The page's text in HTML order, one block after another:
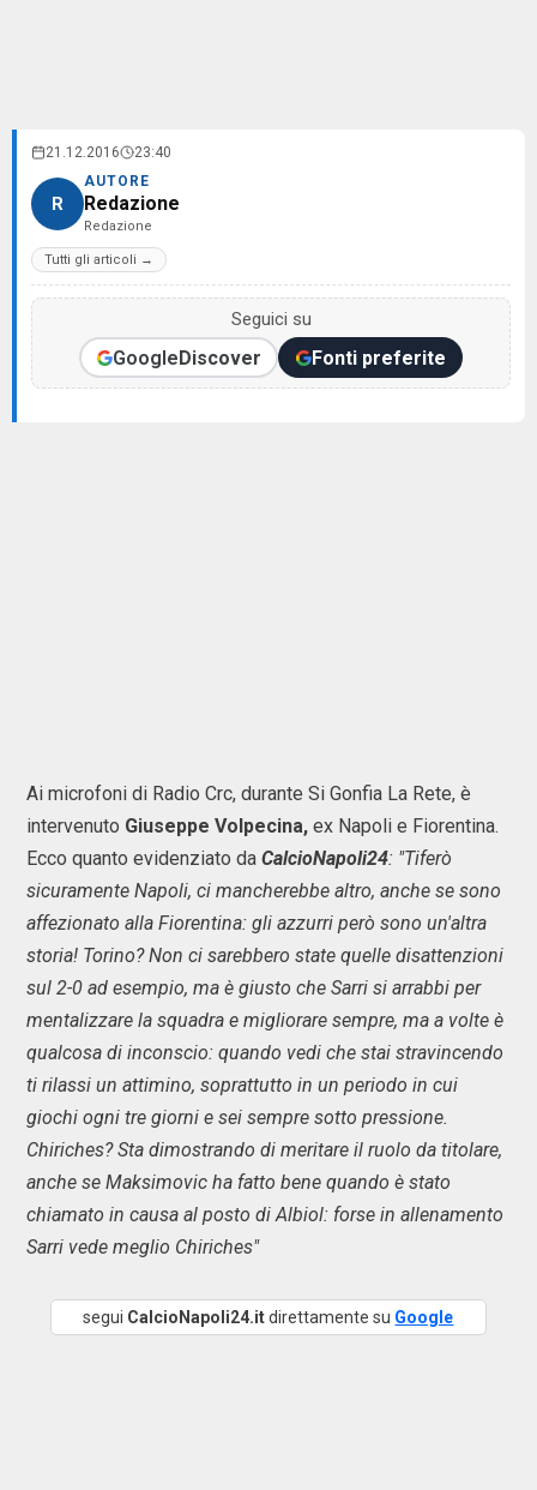
21.12.2016 23:40
R
AUTORE
Redazione
Redazione
Tutti gli articoli →
Seguici su
GoogleDiscover Fonti preferite
Ai microfoni di Radio Crc, durante Si Gonfia La Rete, è
intervenuto Giuseppe Volpecina, ex Napoli e Fiorentina.
Ecco quanto evidenziato da CalcioNapoli24: "Tiferò
sicuramente Napoli, ci mancherebbe altro, anche se sono
affezionato alla Fiorentina: gli azzurri però sono un'altra
storia! Torino? Non ci sarebbero state quelle disattenzioni
sul 2-0 ad esempio, ma è giusto che Sarri si arrabbi per
mentalizzare la squadra e migliorare sempre, ma a volte è
qualcosa di inconscio: quando vedi che stai stravincendo
ti rilassi un attimino, soprattutto in un periodo in cui
giochi ogni tre giorni e sei sempre sotto pressione.
Chiriches? Sta dimostrando di meritare il ruolo da titolare,
anche se Maksimovic ha fatto bene quando è stato
chiamato in causa al posto di Albiol: forse in allenamento
Sarri vede meglio Chiriches"
segui CalcioNapoli24.itdirettamente su Google